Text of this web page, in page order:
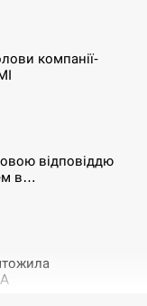
компанії-
відповіддю
в…